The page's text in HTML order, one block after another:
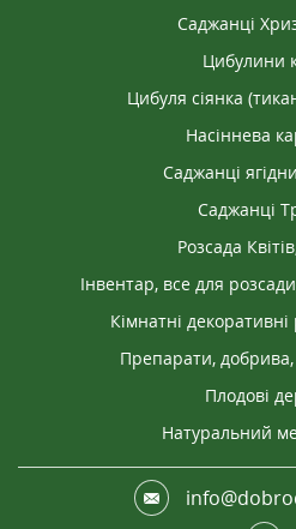
Саджанці
Цибулини
Цибуля сіянка
Насіннева
Саджанці
Саджанці
Розсада
Інвентар, все для
Кімнатні
Препарати,
Плодові
Натуральний